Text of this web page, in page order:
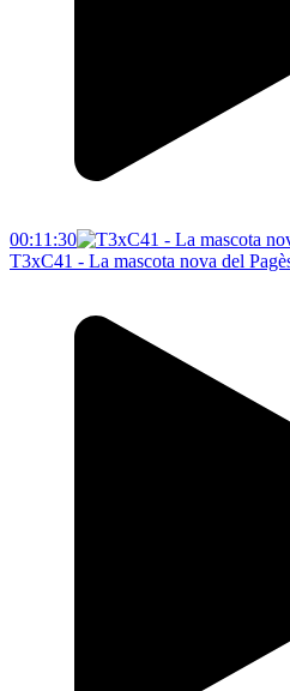
00:11:30
T3xC41 - La mascota nova del